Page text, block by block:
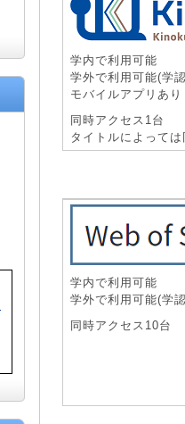
学内で利用可能
学外で利用可能(学
モバイルアプリあり
同時アクセス1台
タイトルによって
学内で利用可能
学外で利用可能(学
同時アクセス10台